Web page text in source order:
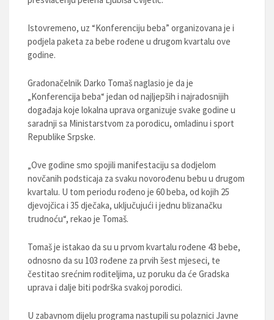
Istovremeno, uz “Konferenciju beba” organizovana je i
podjela paketa za bebe rođene u drugom kvartalu ove
godine.
Gradonačelnik Darko Tomaš naglasio je da je
„Konferencija beba“ jedan od najljepših i najradosnijih
događaja koje lokalna uprava organizuje svake godine u
saradnji sa Ministarstvom za porodicu, omladinu i sport
Republike Srpske.
„Ove godine smo spojili manifestaciju sa dodjelom
novčanih podsticaja za svaku novorođenu bebu u drugom
kvartalu. U tom periodu rođeno je 60 beba, od kojih 25
djevojčica i 35 dječaka, uključujući i jednu blizanačku
trudnoću“, rekao je Tomaš.
Tomaš je istakao da su u prvom kvartalu rođene 43 bebe,
odnosno da su 103 rođene za prvih šest mjeseci, te
čestitao srećnim roditeljima, uz poruku da će Gradska
uprava i dalje biti podrška svakoj porodici.
U zabavnom dijelu programa nastupili su polaznici Javne